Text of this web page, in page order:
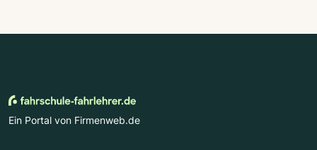
Ein Portal von Firmenweb.de